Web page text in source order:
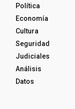
Política
Economía
Cultura
Seguridad
Judiciales
Análisis
Datos